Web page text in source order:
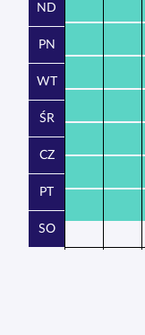
ND
PN
WT
ŚR
CZ
PT
SO